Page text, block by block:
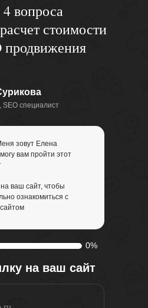
на ваш сайт
0%
4 вопроса
стоимости
продвижения
специалист
зовут Елена
вам пройти этот
ваш сайт, чтобы
ознакомиться с